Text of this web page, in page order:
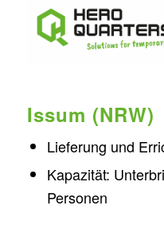
Issum (NRW)
Lieferung und
Kapazität:
Personen